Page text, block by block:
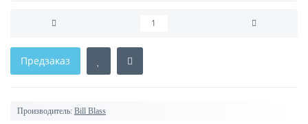
Предзаказ
Производитель: Bill Blass